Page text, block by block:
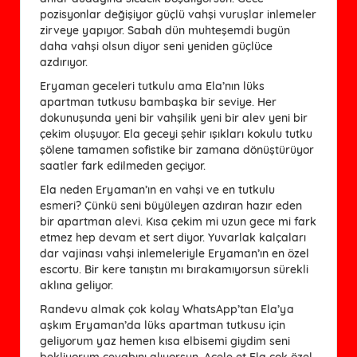
pozisyonlar değişiyor güçlü vahşi vuruşlar inlemeler
zirveye yapıyor. Sabah dün muhteşemdi bugün
daha vahşi olsun diyor seni yeniden güçlüce
azdırıyor.
Eryaman geceleri tutkulu ama Ela’nın lüks
apartman tutkusu bambaşka bir seviye. Her
dokunuşunda yeni bir vahşilik yeni bir alev yeni bir
çekim oluşuyor. Ela geceyi şehir ışıkları kokulu tutku
şölene tamamen sofistike bir zamana dönüştürüyor
saatler fark edilmeden geçiyor.
Ela neden Eryaman’ın en vahşi ve en tutkulu
esmeri? Çünkü seni büyüleyen azdıran hazır eden
bir apartman alevi. Kısa çekim mi uzun gece mi fark
etmez hep devam et sert diyor. Yuvarlak kalçaları
dar vajinası vahşi inlemeleriyle Eryaman’ın en özel
escortu. Bir kere tanıştın mı bırakamıyorsun sürekli
aklına geliyor.
Randevu almak çok kolay WhatsApp’tan Ela’ya
aşkım Eryaman’da lüks apartman tutkusu için
geliyorum yaz hemen kısa elbisemi giydim seni